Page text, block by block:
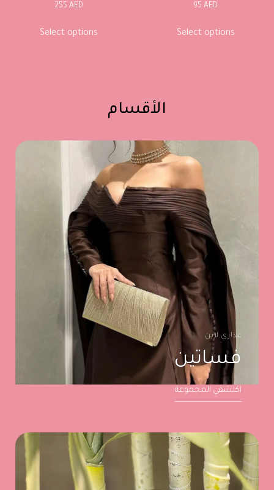
95 AED
Select options
255 AED
Select options
الأقسام
عذاري لاين
فساتين
اكتشفي المجموعة